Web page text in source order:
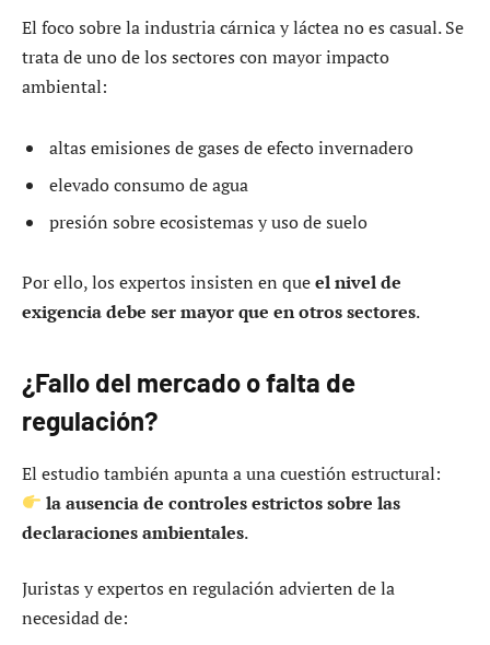
El foco sobre la industria cárnica y láctea no es casual. Se
trata de uno de los sectores con mayor impacto
ambiental:
altas emisiones de gases de efecto invernadero
elevado consumo de agua
presión sobre ecosistemas y uso de suelo
Por ello, los expertos insisten en queel nivel de
exigencia debe ser mayor que en otros sectores.
¿Fallo del mercado o falta de
regulación?
El estudio también apunta a una cuestión estructural:
la ausencia de controles estrictos sobre las
declaraciones ambientales.
Juristas y expertos en regulación advierten de la
necesidad de: